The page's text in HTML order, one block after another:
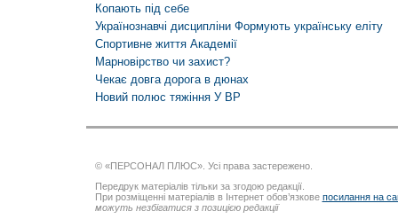
Копають під себе
Українознавчі дисципліни Формують українську еліту
Спортивне життя Академії
Марновірство чи захист?
Чекає довга дорога в дюнах
Новий полюс тяжіння У ВР
© «ПЕРСОНАЛ ПЛЮС». Усі права застережено.
Передрук матеріалів тільки за згодою редакції.
При розміщенні матеріалів в Інтернет обов’язкове посилання на
можуть незбігатися з позицією редакції